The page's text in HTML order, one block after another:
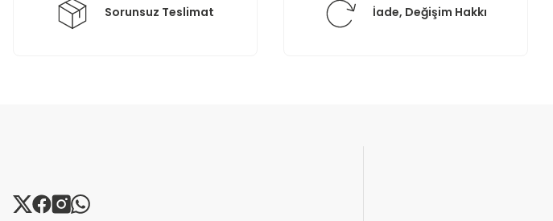
Sorunsuz Teslimat İade, Değişim Hakkı